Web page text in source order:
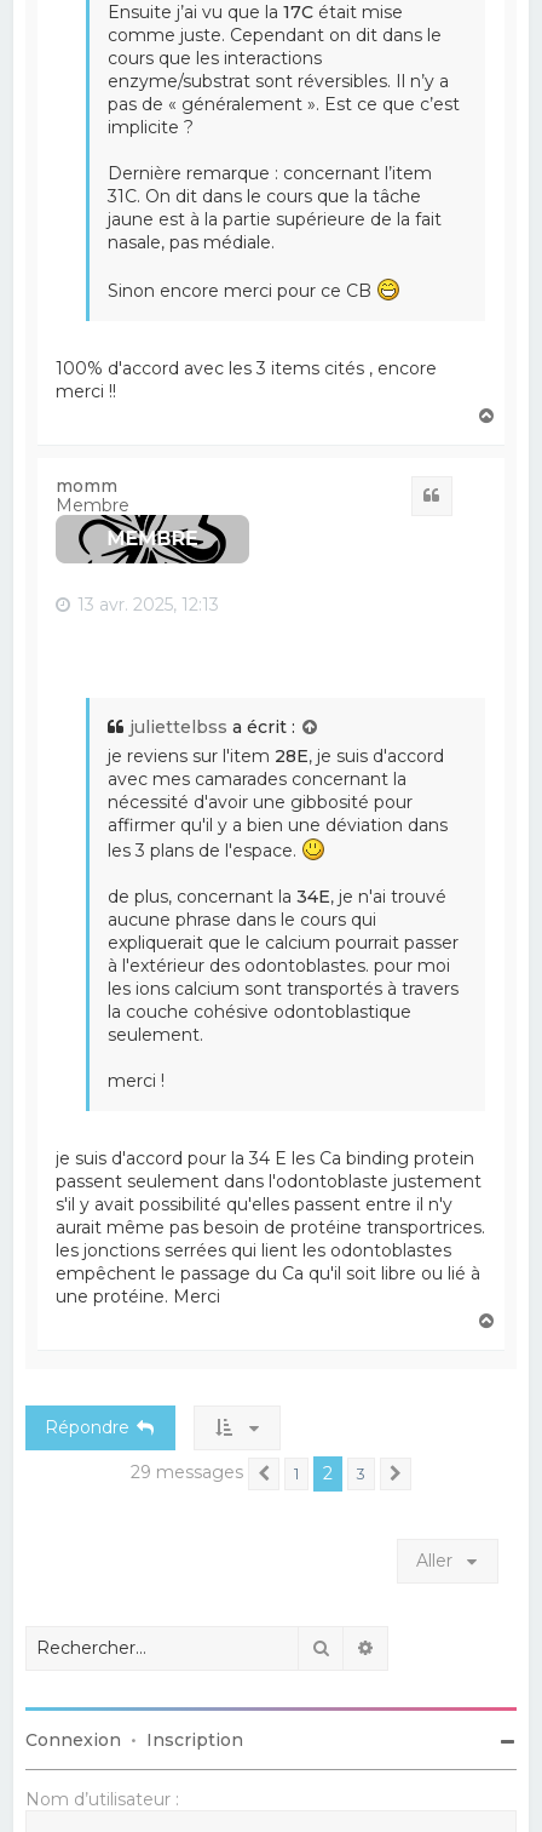
Ensuite j’ai vu que la17C était mise
comme juste. Cependant on dit dans le
cours que les interactions
enzyme/substrat sont réversibles. Il n’y a
pas de « généralement ». Est ce que c’est
implicite ?
Dernière remarque : concernant l’item
31C. On dit dans le cours que la tâche
jaune est à la partie supérieure de la fait
nasale, pas médiale.
Sinon encore merci pour ce CB
100% d'accord avec les 3 items cités , encore
merci !!
momm
Membre
13 avr. 2025, 12:13
juliettelbss a écrit :
je reviens sur l'item 28E, je suis d'accord
avec mes camarades concernant la
nécessité d'avoir une gibbosité pour
affirmer qu'il y a bien une déviation dans
les 3 plans de l'espace.
de plus, concernant la 34E, je n'ai trouvé
aucune phrase dans le cours qui
expliquerait que le calcium pourrait passer
à l'extérieur des odontoblastes. pour moi
les ions calcium sont transportés à travers
la couche cohésive odontoblastique
seulement.
merci !
je suis d'accord pour la 34 E les Ca binding protein
passent seulement dans l'odontoblaste justement
s'il y avait possibilité qu'elles passent entre il n'y
aurait même pas besoin de protéine transportrices.
les jonctions serrées qui lient les odontoblastes
empêchent le passage du Ca qu'il soit libre ou lié à
une protéine. Merci
Répondre
29 messages Précédent
1 2 3
Aller
Rechercher
Connexion • Inscription
Nom d’utilisateur :